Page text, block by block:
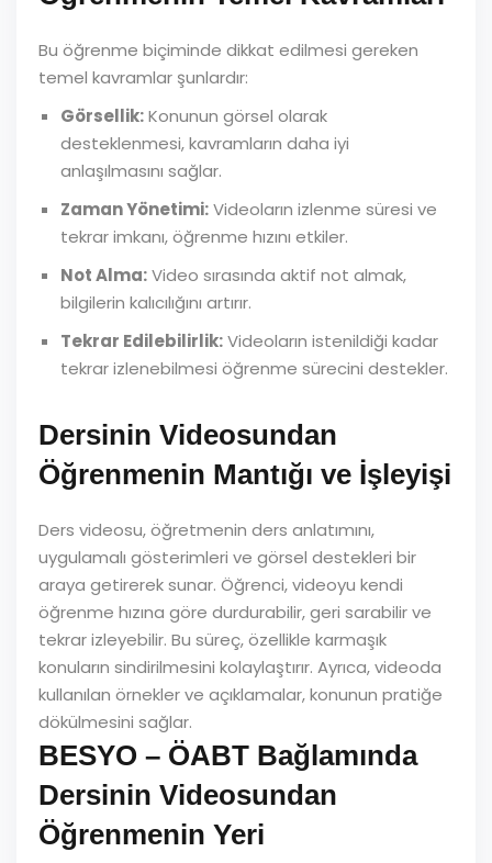
Bu öğrenme biçiminde dikkat edilmesi gereken
temel kavramlar şunlardır:
Görsellik:Konunun görsel olarak
desteklenmesi, kavramların daha iyi
anlaşılmasını sağlar.
Zaman Yönetimi:Videoların izlenme süresi ve
tekrar imkanı, öğrenme hızını etkiler.
Not Alma:Video sırasında aktif not almak,
bilgilerin kalıcılığını artırır.
Tekrar Edilebilirlik:Videoların istenildiği kadar
tekrar izlenebilmesi öğrenme sürecini destekler.
Dersinin Videosundan
Öğrenmenin Mantığı ve İşleyişi
Ders videosu, öğretmenin ders anlatımını,
uygulamalı gösterimleri ve görsel destekleri bir
araya getirerek sunar. Öğrenci, videoyu kendi
öğrenme hızına göre durdurabilir, geri sarabilir ve
tekrar izleyebilir. Bu süreç, özellikle karmaşık
konuların sindirilmesini kolaylaştırır. Ayrıca, videoda
kullanılan örnekler ve açıklamalar, konunun pratiğe
dökülmesini sağlar.
BESYO – ÖABT Bağlamında
Dersinin Videosundan
Öğrenmenin Yeri